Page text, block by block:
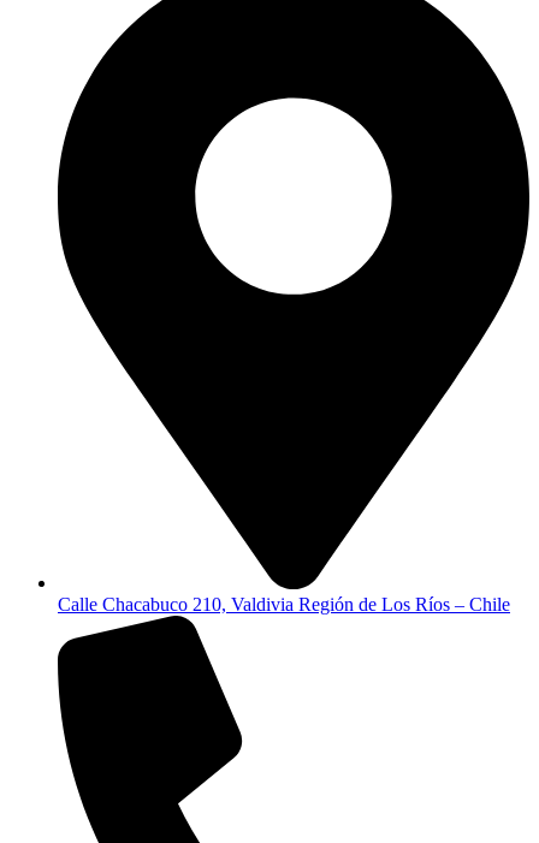
Calle Chacabuco 210, Valdivia Región de Los Ríos – Chile